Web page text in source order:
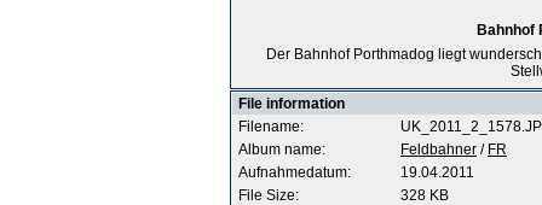
Bahnhof
Der Bahnhof Porthmadog liegt
File information
Filename:
Album name:
Feldbahner / FR
Aufnahmedatum:
19.04.2011
File Size:
328 KB